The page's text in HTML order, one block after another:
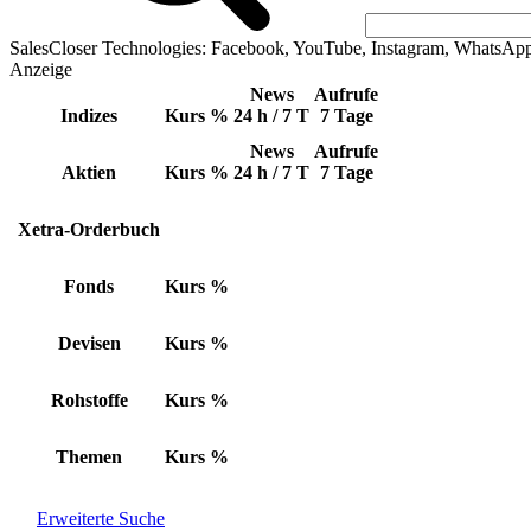
SalesCloser Technologies: Facebook, YouTube, Instagram,
Anzeige
Indizes Kurs %
News
24 h / 7 T
Aufrufe
7 Tage
Aktien Kurs %
News
24 h / 7 T
Aufrufe
7 Tage
Xetra-Orderbuch
Fonds Kurs %
Devisen Kurs %
Rohstoffe Kurs %
Themen Kurs %
Erweiterte Suche